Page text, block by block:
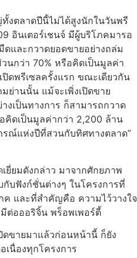
งตลาดปีนี้ไม่ได้สูงนักในวันพรี
อินเตอร์เชนจ์ มีผู้บริโภคมารอ
ดและกวาดยอดขายอย่างถล่ม
นกว่า 70% หรือคิดเป็นมูลค่า
ดพรีเซลครั้งแรก ขณะเดียวกัน
ย่านนั้น แม้จะเพิ่งเปิดขาย
งเป็นทางการ ก็สามารถกวาด
คิดเป็นมูลค่ากว่า 2,200 ล้าน
รณ์แห่งปีที่สวนกับทิศทางตลาด”
ยี่ยมดังกล่าว มาจากศักยภาพ
บฟังก์ชั่นต่างๆ ในโครงการที่
ค และที่สำคัญคือ ความไว้วางใจ
ต่อออริจิ้น พร็อพเพอร์ตี้
ดขายมาแล้วก่อนหน้านี้ ก็ยัง
เนื่องทุกโครงการ